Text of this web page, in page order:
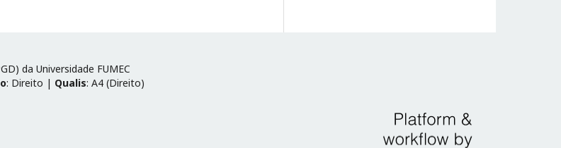
da Universidade FUMEC
: Direito | Qualis: A4 (Direito)